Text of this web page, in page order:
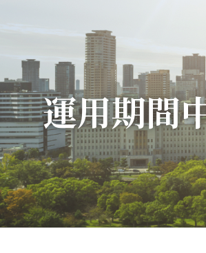
運用期間